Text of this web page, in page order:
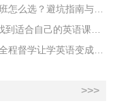
实测厦门机构后讲讲：2026年英语口语培训班怎么选？避坑指南与高效学习新范式
【上海成人英语机构选择指南】职场人如何找到适合自己的英语课程？
【2026英语怎么学？】不用靠意志力硬撑，全程督学让学英语变成日常习惯
>>>